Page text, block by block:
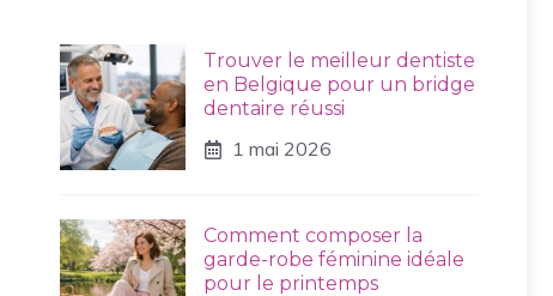
Trouver le meilleur dentiste
en Belgique pour un bridge
dentaire réussi
1 mai 2026
Comment composer la
garde-robe féminine idéale
pour le printemps